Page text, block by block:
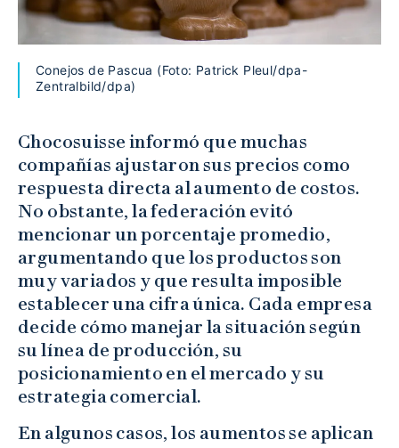
Conejos de Pascua (Foto: Patrick Pleul/dpa-
Zentralbild/dpa)
Chocosuisse informó que muchas
compañías ajustaron sus precios como
respuesta directa al aumento de costos.
No obstante, la federación evitó
mencionar un porcentaje promedio,
argumentando que los productos son
muy variados y que resulta imposible
establecer una cifra única. Cada empresa
decide cómo manejar la situación según
su línea de producción, su
posicionamiento en el mercado y su
estrategia comercial.
En algunos casos, los aumentos se aplican